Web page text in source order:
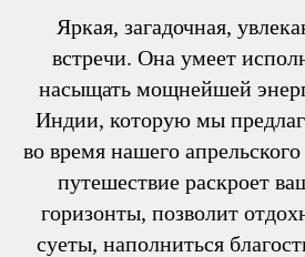
Яркая, загадочная,
встречи. Она умеет
насыщать мощнейшей
Индии, которую мы
во время нашего
путешествие раскроет
горизонты, позволит
суеты, наполниться